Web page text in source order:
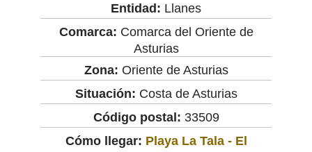
Entidad: Llanes
Comarca: Comarca del Oriente de
Asturias
Zona: Oriente de Asturias
Situación: Costa de Asturias
Código postal: 33509
Cómo llegar: Playa La Tala - El